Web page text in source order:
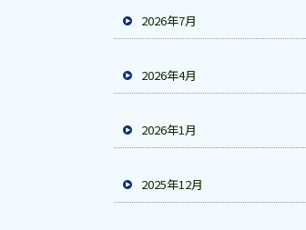
2026年7月
2026年4月
2026年1月
2025年12月